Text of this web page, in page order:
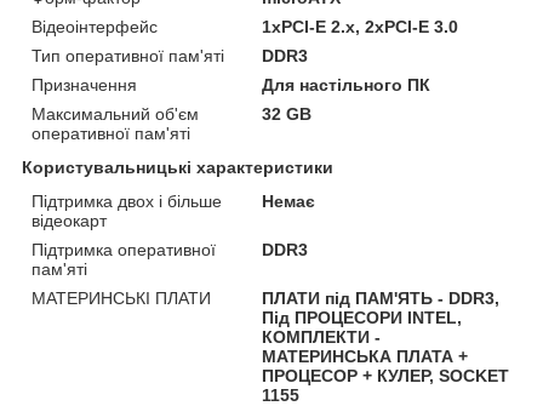
Відеоінтерфейс
1xPCI-E 2.x, 2xPCI-E 3.0
Тип оперативної пам'яті
DDR3
Призначення
Для настільного ПК
Максимальний об'єм
оперативної пам'яті
32 GB
Користувальницькі характеристики
Підтримка двох і більше
відеокарт
Немає
Підтримка оперативної
пам'яті
DDR3
МАТЕРИНСЬКІ ПЛАТИ
ПЛАТИ під ПАМ'ЯТЬ - DDR3,
Під ПРОЦЕСОРИ INTEL,
КОМПЛЕКТИ -
МАТЕРИНСЬКА ПЛАТА +
ПРОЦЕСОР + КУЛЕР, SOCKET
1155